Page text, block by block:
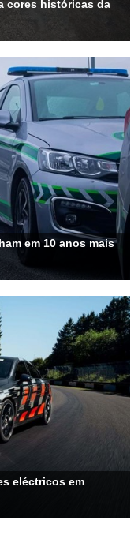
cores históricas da
em 10 anos mais
eléctricos em